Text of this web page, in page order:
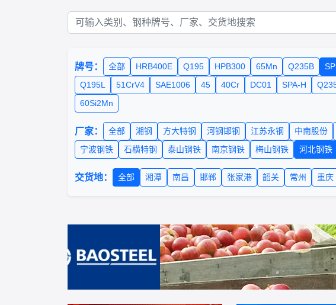
牌号： 全部 HRB400E Q195 HPB300 65Mn Q235B
Q195L
51CrV4 SAE1006 45 40Cr DC01 SPA-H
60Si2Mn
厂家： 全部 湘钢 方大特钢 河钢邯钢 江苏永钢 中南股份
宁波钢铁
石横特钢 泰山钢铁 南京钢铁 梅山钢铁 河北钢铁
交货地： 全部 湘潭 南昌 邯郸 张家港 韶关 常州 重庆